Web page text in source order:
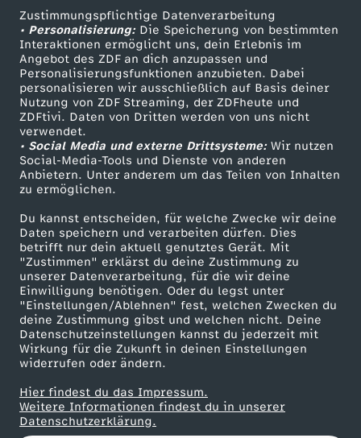
Zustimmungspflichtige Datenverarbeitung
• Personalisierung:Die Speicherung von bestimmten
Interaktionen ermöglicht uns, dein Erlebnis im
Angebot des ZDF an dich anzupassen und
Personalisierungsfunktionen anzubieten. Dabei
personalisieren wir ausschließlich auf Basis deiner
Nutzung von ZDF Streaming, der ZDFheute und
ZDFtivi. Daten von Dritten werden von uns nicht
verwendet.
• Social Media und externe Drittsysteme:Wir nutzen
Social-Media-Tools und Dienste von anderen
Anbietern. Unter anderem um das Teilen von Inhalten
zu ermöglichen.
Du kannst entscheiden, für welche Zwecke wir deine
Daten speichern und verarbeiten dürfen. Dies
betrifft nur dein aktuell genutztes Gerät. Mit
"Zustimmen" erklärst du deine Zustimmung zu
unserer Datenverarbeitung, für die wir deine
Einwilligung benötigen. Oder du legst unter
"Einstellungen/Ablehnen" fest, welchen Zwecken du
deine Zustimmung gibst und welchen nicht. Deine
Datenschutzeinstellungen kannst du jederzeit mit
Wirkung für die Zukunft in deinen Einstellungen
widerrufen oder ändern.
Hier findest du das Impressum.
Weitere Informationen findest du in unserer
Datenschutzerklärung.
i
r
f
r
ü
h
e
r
a
l
l
Livestreams
Sendungen A-Z
TV-Programm
Zuschauerservice
Hilfe
ZDF Unternehmen
Karriere
ZDF goes Schule
Werbefernsehen
Mainzelmännchen
Partner